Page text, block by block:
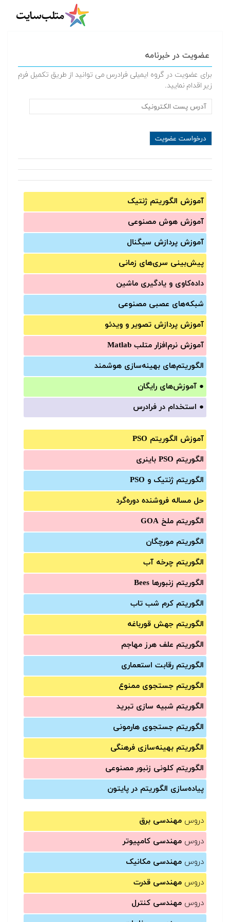
عضویت در خبرنامه
برای عضویت در گروه ایمیلی فرادرس می توانید از طریق تکمیل فرم
زیر اقدام نمایید.
آموزش الگوریتم ژنتیک
آموزش‌ هوش مصنوعی
آموزش‌ پردازش سیگنال
پیش‌‌بینی سری‌‌های زمانی
داده‌کاوی و یادگیری ماشین
شبکه‌های عصبی مصنوعی
آموزش‌ پردازش تصویر و ویدئو
آموزش‌ نرم‌افزار متلب Matlab
الگوریتم‌های بهینه‌سازی هوشمند
● آموزش‌های رایگان
● استخدام در فرادرس
آموزش الگوریتم PSO
الگوریتم PSO باینری
الگوریتم ژنتیک و PSO
حل مساله فروشنده دوره‌گرد
الگوریتم ملخ GOA
الگوریتم مورچگان
الگوریتم چرخه آب
الگوریتم زنبورها Bees
الگوریتم کرم شب تاب
الگوریتم جهش قورباغه
الگوریتم علف هرز مهاجم
الگوریتم رقابت استعماری
الگوریتم جستجوی ممنوع
الگوریتم شبیه سازی تبرید
الگوریتم جستجوی هارمونی
الگوریتم بهینه‌سازی فرهنگی
الگوریتم کلونی زنبور مصنوعی
پیاده‌سازی الگوریتم در پایتون
دروس مهندسی برق
دروس مهندسی کامپیوتر
دروس مهندسی مکانیک
دروس مهندسی قدرت
دروس مهندسی کنترل